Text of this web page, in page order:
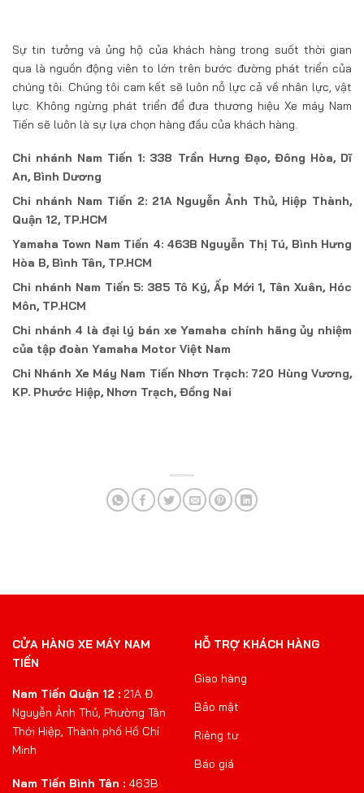
Sự tin tưởng và ủng hộ của khách hàng trong suốt thời gian
qua là nguồn động viên to lớn trên bước đường phát triển của
chúng tôi. Chúng tôi cam kết sẽ luôn nỗ lực cả về nhân lực, vật
lực. Không ngừng phát triển để đưa thương hiệu Xe máy Nam
Tiến sẽ luôn là sự lựa chọn hàng đầu của khách hàng.
Chi nhánh Nam Tiến 1: 338 Trần Hưng Đạo, Đông Hòa, Dĩ
An, Bình Dương
Chi nhánh Nam Tiến 2: 21A Nguyễn Ảnh Thủ, Hiệp Thành,
Quận 12, TP.HCM
Yamaha Town Nam Tiến 4: 463B Nguyễn Thị Tú, Bình Hưng
Hòa B, Bình Tân, TP.HCM
Chi nhánh Nam Tiến 5: 385 Tô Ký, Ấp Mới 1, Tân Xuân, Hóc
Môn, TP.HCM
Chi nhánh 4 là đại lý bán xe Yamaha chính hãng ủy nhiệm
của tập đoàn Yamaha Motor Việt Nam
Chi Nhánh Xe Máy Nam Tiến Nhơn Trạch: 720 Hùng Vương,
KP. Phước Hiệp, Nhơn Trạch, Đồng Nai
CỬA HÀNG XE MÁY NAM
TIẾN
Nam Tiến Quận 12 : 21A Đ.
Nguyễn Ảnh Thủ, Phường Tân
Thới Hiệp, Thành phố Hồ Chí
Minh
Nam Tiến Bình Tân : 463B
HỖ TRỢ KHÁCH HÀNG
Giao hàng
Bảo mật
Riêng tư
Báo giá